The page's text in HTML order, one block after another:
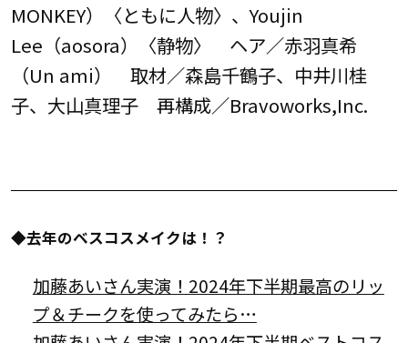
MONKEY）〈ともに人物〉、Youjin
Lee（aosora）〈静物〉 ヘア／赤羽真希
（Un ami） 取材／森島千鶴子、中井川桂
子、大山真理子 再構成／Bravoworks,Inc.
◆去年のベスコスメイクは！？
加藤あいさん実演！2024年下半期最高のリッ
プ＆チークを使ってみたら…